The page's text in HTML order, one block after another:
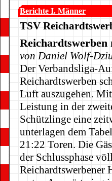
Berichte I. Männer
TSV
Reichardtswerben
von Daniel Wolf-
Der Verbandsliga-
Reichardtswerben
Luft auszugehen.
Leistung in der
Schützlinge eine
unterlagen dem
21:22 Toren. Die
der Schlussphase
Reichardtswerbener